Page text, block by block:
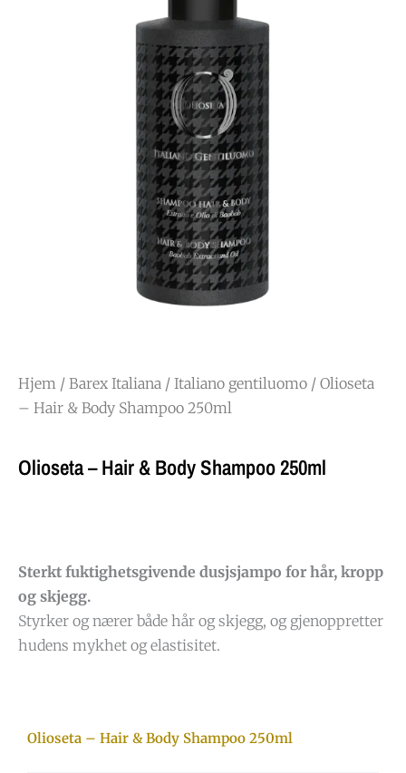
Hjem / Barex Italiana / Italiano gentiluomo / Olioseta
– Hair & Body Shampoo 250ml
Olioseta – Hair & Body Shampoo 250ml
Sterkt fuktighetsgivende dusjsjampo for hår, kropp
og skjegg.
Styrker og nærer både hår og skjegg, og gjenoppretter
hudens mykhet og elastisitet.
Olioseta – Hair & Body Shampoo 250ml